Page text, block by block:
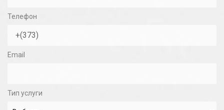
Телефон
Email
Тип услуги